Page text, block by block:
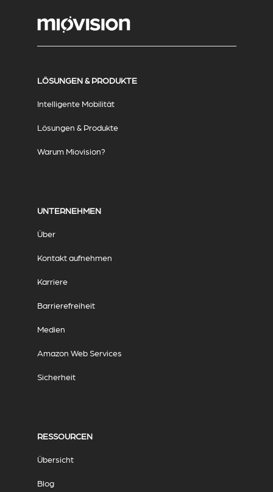
LÖSUNGEN & PRODUKTE
Intelligente Mobilität
Lösungen & Produkte
Warum Miovision?
UNTERNEHMEN
Über
Kontakt aufnehmen
Karriere
Barrierefreiheit
Medien
Amazon Web Services
Sicherheit
RESSOURCEN
Übersicht
Blog